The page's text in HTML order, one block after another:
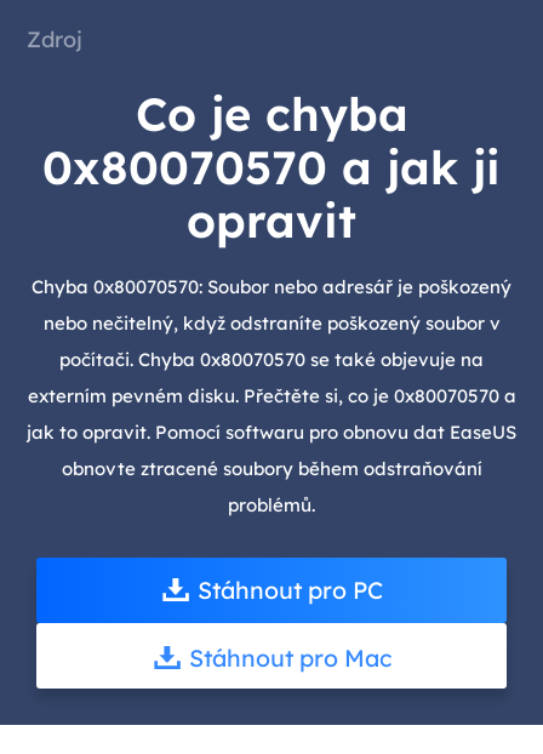
Zdroj
Co je chyba
0x80070570 a jak ji
opravit
Chyba 0x80070570: Soubor nebo adresář je poškozený
nebo nečitelný, když odstraníte poškozený soubor v
počítači. Chyba 0x80070570 se také objevuje na
externím pevném disku. Přečtěte si, co je 0x80070570 a
jak to opravit. Pomocí softwaru pro obnovu dat EaseUS
obnovte ztracené soubory během odstraňování
problémů.
Stáhnout pro PC
Stáhnout pro Mac